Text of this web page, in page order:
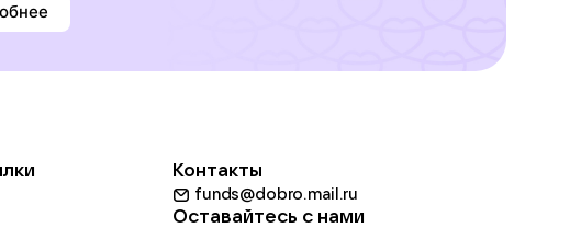
Контакты
funds@dobro.mail.ru
Оставайтесь с нами